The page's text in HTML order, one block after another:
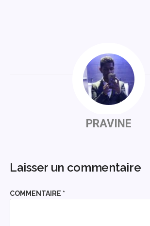
PRAVINE
Laisser un commentaire
COMMENTAIRE *